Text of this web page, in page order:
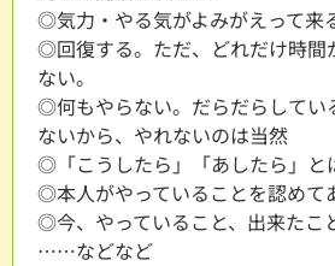
◎気力・やる気がよみがえって来
◎回復する。ただ、どれだけ時間
ない。
◎何もやらない。だらだらしてい
ないから、やれないのは当然
◎「こうしたら」「あしたら」と
◎本人がやっていることを認めて
◎今、やっていること、出来たこ
……などなど